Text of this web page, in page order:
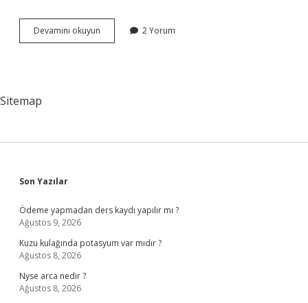
Devamını okuyun
Sürat
2 Yorum
Sitemap
Sidebar
Son Yazılar
Ödeme yapmadan ders kaydı yapılır mı ?
Ağustos 9, 2026
Kuzu kulağında potasyum var mıdır ?
Ağustos 8, 2026
Nyse arca nedir ?
Ağustos 8, 2026